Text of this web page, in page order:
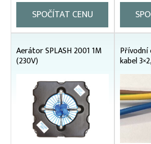
Přepravní bedny na ryby
Rukáv na vysazování
Rybářské pracovní oděvy
Třídička rybího plůdku
Váhy na ryby (trojnožka)
Vatky – zátahové sítě
Vatky sádkové zesílené
Vatky stahovací, kruhové (“Japonky“)
SPOČÍTAT CENU
Aerátor SPLASH 2001 1M
(230V) kabel